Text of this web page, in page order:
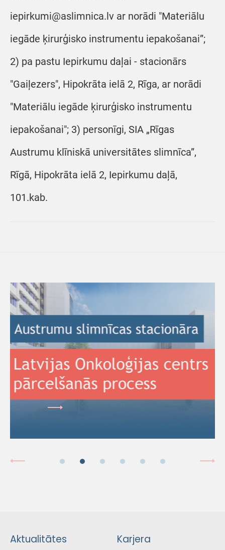
iepirkumi@aslimnica.lv ar norādi "Materiālu
iegāde ķirurģisko instrumentu iepakošanai”;
2) pa pastu Iepirkumu daļai - stacionārs
"Gaiļezers", Hipokrāta ielā 2, Rīga, ar norādi
"Materiālu iegāde ķirurģisko instrumentu
iepakošanai"; 3) personīgi, SIA „Rīgas
Austrumu klīniskā universitātes slimnīca”,
Rīgā, Hipokrāta ielā 2, Iepirkumu daļā,
101.kab.
Aktualitātes Karjera